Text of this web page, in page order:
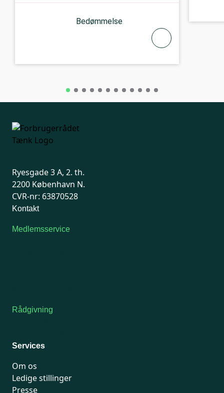
Bedømmelse
Ryesgade 3 A, 2. th.
2200 København N.
CVR-nr: 63870528
Kontakt
Medlemsservice
Rådgivning
Services
Om os
Ledige stillinger
Presse